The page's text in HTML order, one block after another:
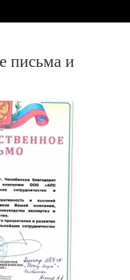
письма и